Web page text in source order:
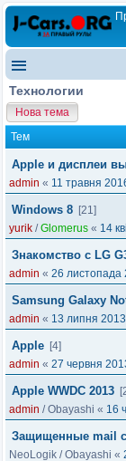
Технологии
Нова тема
Тем
Apple и дисплеи
admin « 11 травня
Windows 8 [21]
yurik /Glomerus « 14
Знакомство с LG
admin « 26 листопада
Samsung Galaxy
admin « 13 липня
Apple [4]
admin « 27 червня
Apple WWDC 2013
admin /Obayashi « 16
Защищенные mail
NeoLogik /Obayashi «